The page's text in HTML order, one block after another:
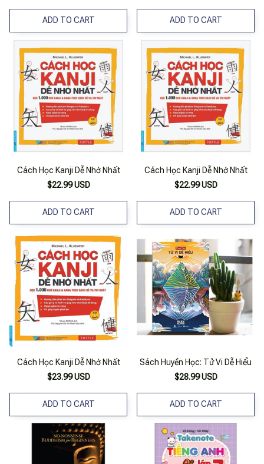
ADD TO CART ADD TO CART
Cách Học Kanji Dễ Nhớ Nhất
$22.99 USD
ADD TO CART
Cách Học Kanji Dễ Nhớ Nhất
$22.99 USD
ADD TO CART
Cách Học Kanji Dễ Nhớ Nhất
$23.99 USD
ADD TO CART
Sách Huyền Học: Tử Vi Dễ Hiểu
$28.99 USD
ADD TO CART